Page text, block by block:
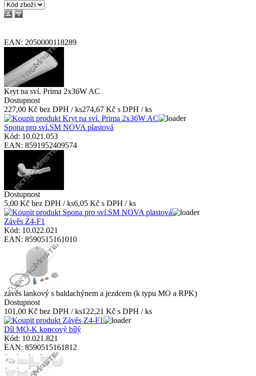
EAN: 2050000118289
Kryt na sví. Prima 2x36W AC
Dostupnost
227,00 Kč bez DPH / ks274,67 Kč s DPH / ks
Spona pro sví.SM NOVA plastová
Kód: 10.021.053
EAN: 8591952409574
Dostupnost
5,00 Kč bez DPH / ks6,05 Kč s DPH / ks
Závěs Z4-F1
Kód: 10.022.021
EAN: 8590515161010
závěs lankový s baldachýnem a jezdcem (k typu MO a RPK)
Dostupnost
101,00 Kč bez DPH / ks122,21 Kč s DPH / ks
Díl MO-K koncový bílý
Kód: 10.021.821
EAN: 8590515161812